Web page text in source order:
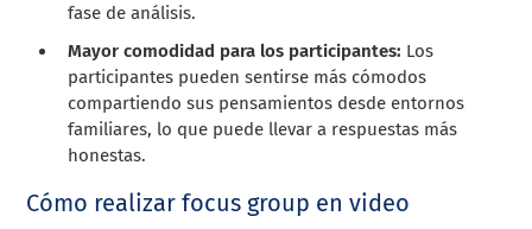
fase de análisis.
Mayor comodidad para los participantes: Los
participantes pueden sentirse más cómodos
compartiendo sus pensamientos desde entornos
familiares, lo que puede llevar a respuestas más
honestas.
Cómo realizar focus group en video